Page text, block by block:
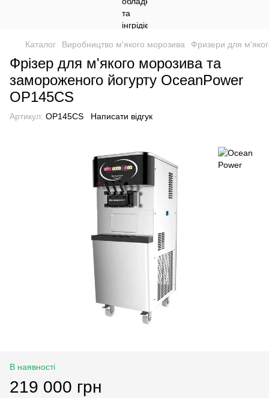
Каталог Виробництво м'якого морозива Фризери для
Фрізер для м'якого морозива та
замороженого йогурту OceanPower
OP145CS
Артикул: OP145CS Написати відгук
В наявності
219 000 грн